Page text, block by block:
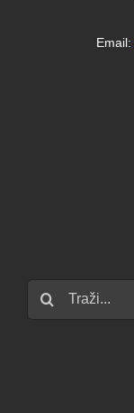
Email:
Traži...